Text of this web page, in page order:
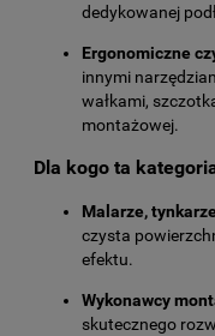
dedykowanej
Ergonomiczne
innymi
wałkami,
montażowej.
Dla kogo ta
Malarze,
czysta
efektu.
Wykonawcy
skutecznego